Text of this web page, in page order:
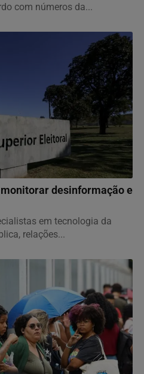
com números da...
desinformação e
em tecnologia da
relações...